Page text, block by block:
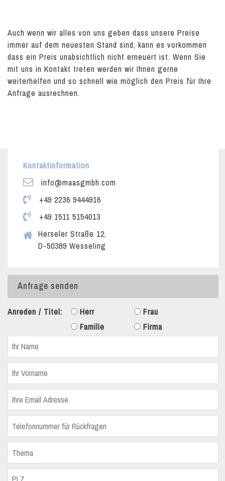
Auch wenn wir alles von uns geben dass unsere Preise
immer auf dem neuesten Stand sind, kann es vorkommen
dass ein Preis unabsichtlich nicht erneuert ist. Wenn Sie
mit uns in Kontakt treten werden wir Ihnen gerne
weiterhelfen und so schnell wie möglich den Preis für Ihre
Anfrage ausrechnen.
Kontaktinformation
info@maasgmbh.com
+49 2236 9444916
+49 1511 5154013
Herseler Straße 12,
D-50389 Wesseling
Anfrage senden
Anreden / Titel: Herr
Frau
Familie
Firma